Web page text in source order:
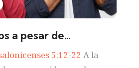
a pesar de…
5:12-22 A la